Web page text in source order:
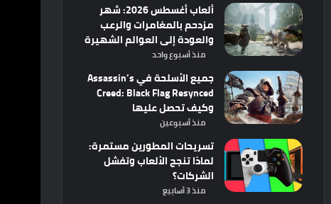
ألعاب أغسطس 2026: شهر
مزدحم بالمغامرات والرعب
والعودة إلى العوالم الشهيرة
منذ أسبوع واحد
جميع الأسلحة في Assassin’s
Creed: Black Flag Resynced
وكيف تحصل عليها
منذ أسبوعين
تسريحات المطورين مستمرة:
لماذا تنجح الألعاب وتفشل
الشركات؟
منذ 3 أسابيع